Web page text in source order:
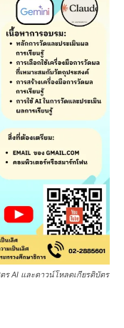
AI และดาวน์โหลดเกียรติบัตร